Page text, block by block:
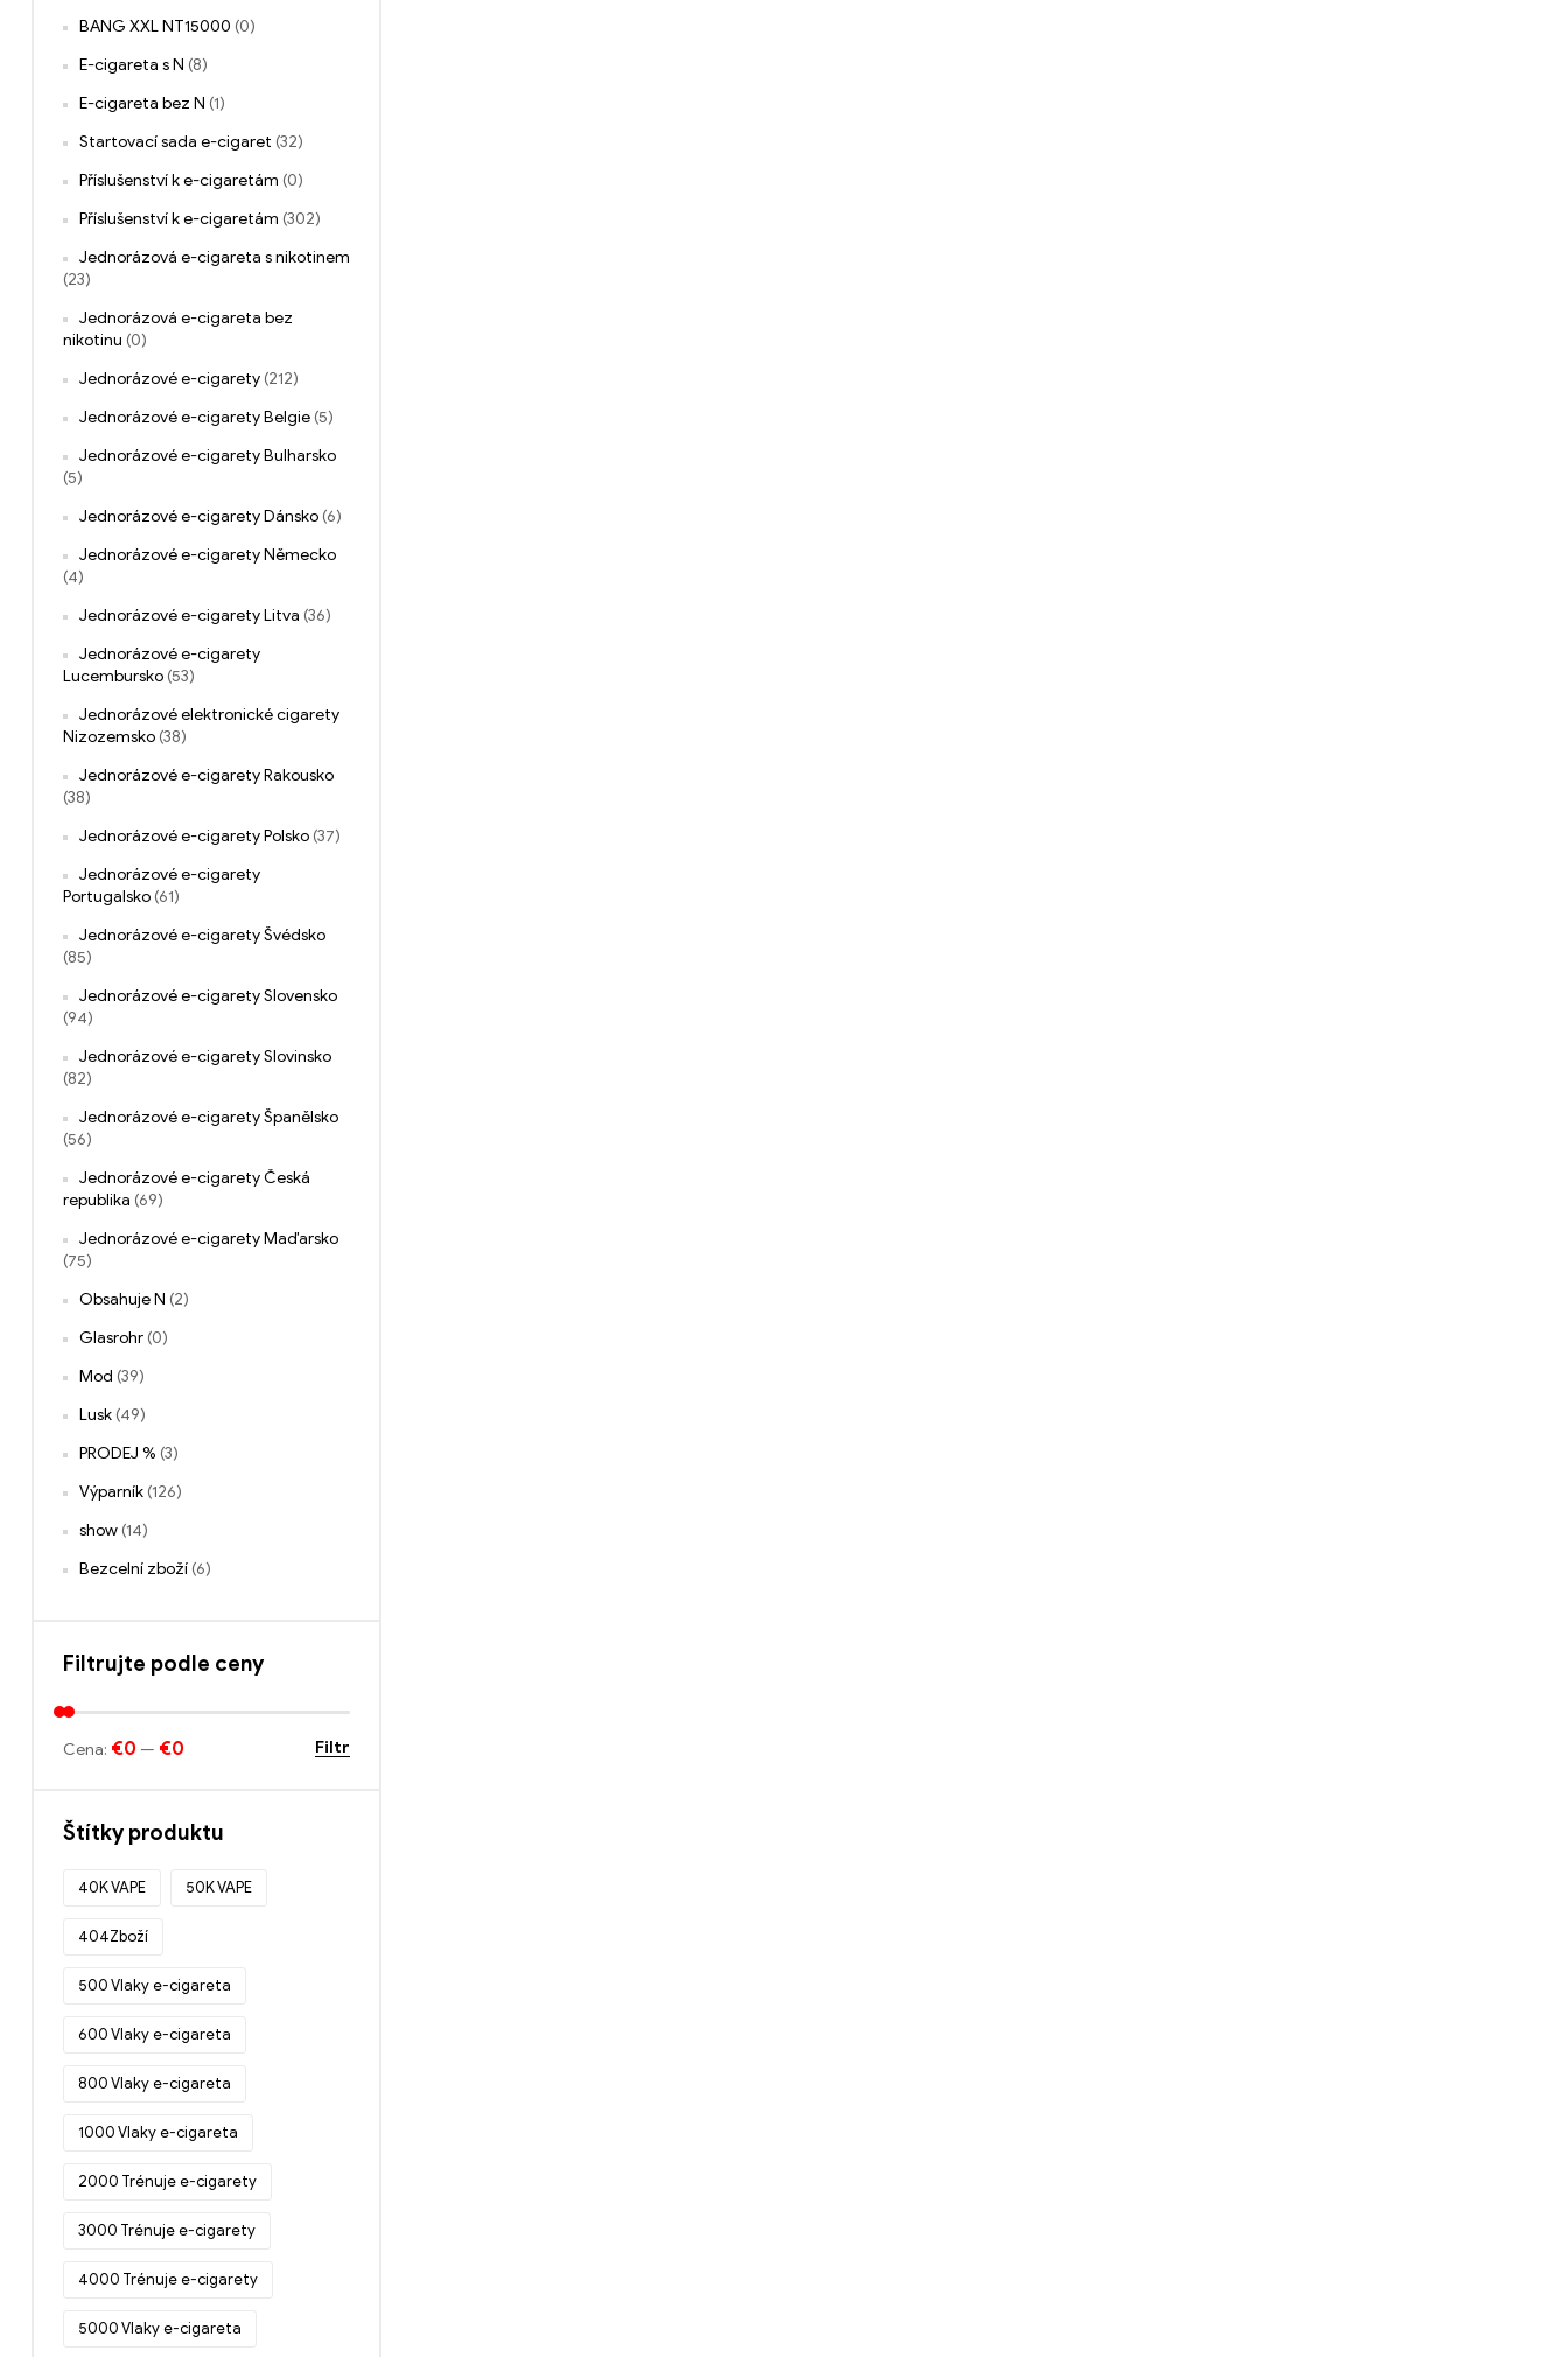
BANG XXL NT15000 (0)
E-cigareta s N (8)
E-cigareta bez N (1)
Startovací sada e-cigaret (32)
Příslušenství k e-cigaretám (0)
Příslušenství k e-cigaretám (302)
Jednorázová e-cigareta s nikotinem
(23)
Jednorázová e-cigareta bez
nikotinu (0)
Jednorázové e-cigarety (212)
Jednorázové e-cigarety Belgie (5)
Jednorázové e-cigarety Bulharsko
(5)
Jednorázové e-cigarety Dánsko (6)
Jednorázové e-cigarety Německo
(4)
Jednorázové e-cigarety Litva (36)
Jednorázové e-cigarety
Lucembursko (53)
Jednorázové elektronické cigarety
Nizozemsko (38)
Jednorázové e-cigarety Rakousko
(38)
Jednorázové e-cigarety Polsko (37)
Jednorázové e-cigarety
Portugalsko (61)
Jednorázové e-cigarety Švédsko
(85)
Jednorázové e-cigarety Slovensko
(94)
Jednorázové e-cigarety Slovinsko
(82)
Jednorázové e-cigarety Španělsko
(56)
Jednorázové e-cigarety Česká
republika (69)
Jednorázové e-cigarety Maďarsko
(75)
Obsahuje N (2)
Glasrohr (0)
Mod (39)
Lusk (49)
PRODEJ % (3)
Výparník (126)
show (14)
Bezcelní zboží (6)
Filtrujte podle ceny
Filtr
Cena: €0 — €0
Štítky produktu
40K VAPE 50K VAPE
404Zboží
500 Vlaky e-cigareta
600 Vlaky e-cigareta
800 Vlaky e-cigareta
1000 Vlaky e-cigareta
2000 Trénuje e-cigarety
3000 Trénuje e-cigarety
4000 Trénuje e-cigarety
5000 Vlaky e-cigareta